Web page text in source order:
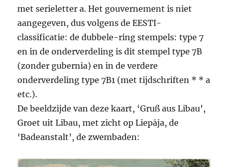
met serieletter a. Het gouvernement is niet
aangegeven, dus volgens de EESTI-
classificatie: de dubbele-ring stempels: type 7
en in de onderverdeling is dit stempel type 7B
(zonder gubernia) en in de verdere
onderverdeling type 7B1 (met tijdschriften * * a
etc.).
De beeldzijde van deze kaart, ‘Gruß aus Libau’,
Groet uit Libau, met zicht op Liepāja, de
‘Badeanstalt’, de zwembaden: